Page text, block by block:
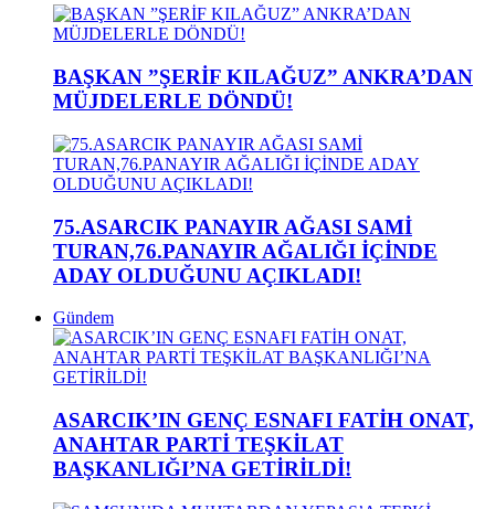
BAŞKAN ”ŞERİF KILAĞUZ” ANKRA’DAN
MÜJDELERLE DÖNDÜ!
75.ASARCIK PANAYIR AĞASI SAMİ
TURAN,76.PANAYIR AĞALIĞI İÇİNDE
ADAY OLDUĞUNU AÇIKLADI!
Gündem
ASARCIK’IN GENÇ ESNAFI FATİH ONAT,
ANAHTAR PARTİ TEŞKİLAT
BAŞKANLIĞI’NA GETİRİLDİ!